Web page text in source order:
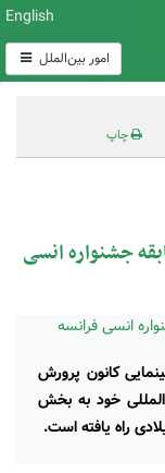
English
امور بین‌الملل
چاپ
جشنواره انسی
کانون پرورش
خود به بخش